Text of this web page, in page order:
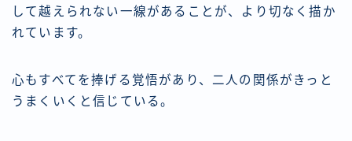
して越えられない一線があることが、より切なく描か
れています。
心もすべてを捧げる覚悟があり、二人の関係がきっと
うまくいくと信じている。